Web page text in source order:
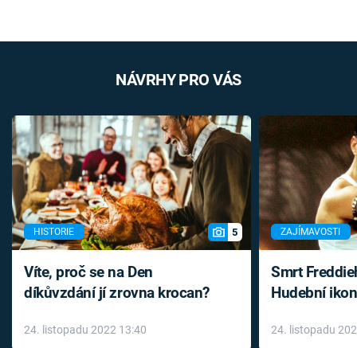
NÁVRHY PRO VÁS
HISTORIE 5
Víte, proč se na Den
díkůvzdání jí zrovna krocan?
24. listopadu 2022 13:40
ZAJÍMAVOSTI
Smrt
Hudební
léky
24. listopadu